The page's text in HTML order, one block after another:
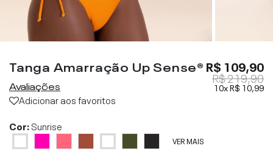
Tanga Amarração Up Sense®
Avaliações
Adicionar aos favoritos
R$ 109,90
R$ 219,90
10xR$ 10,99
Cor:Sunrise
VER MAIS